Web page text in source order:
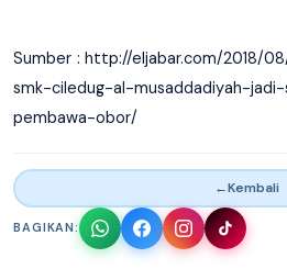
Sumber : http://eljabar.com/2018/
smk-ciledug-al-musaddadiyah-
pembawa-obor/
←Kembali
BAGIKAN: